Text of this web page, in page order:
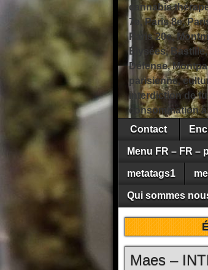
cannabis
7e, Paris 8e,
Paris 20e,
Élysées,
Défense,
parisienne,
interdiction de
consommation
Contact
Menu FR – FR –
metatags1
Qui sommes
Maes –